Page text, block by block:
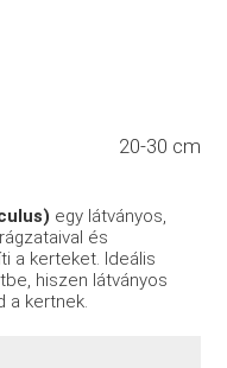
20-30 cm
egy látványos,
és
a kerteket. Ideális
hiszen látványos
a kertnek.